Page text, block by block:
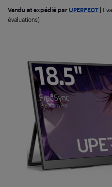
Vendu et expédié par UPERFECT
évaluations)